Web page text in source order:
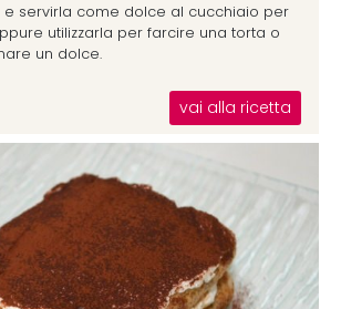
e servirla come dolce al cucchiaio per
utilizzarla per farcire una torta o
un dolce.
vai alla ricetta